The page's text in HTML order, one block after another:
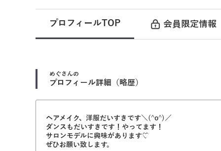
プロフィールTOP 会員限定情報
めぐ さんの
プロフィール詳細（略歴）
ヘアメイク、洋服だいすきです＼(^o^)／
ダンスもだいすきです！やってます！
サロンモデルに興味があります♡
ぜひお願い致します。